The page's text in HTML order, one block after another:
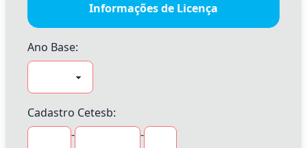
Informações de Licença
Ano Base:
Cadastro Cetesb:
-
-